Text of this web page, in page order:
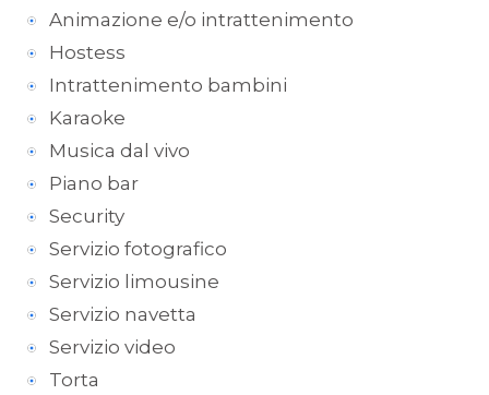
Animazione e/o intrattenimento
Hostess
Intrattenimento bambini
Karaoke
Musica dal vivo
Piano bar
Security
Servizio fotografico
Servizio limousine
Servizio navetta
Servizio video
Torta